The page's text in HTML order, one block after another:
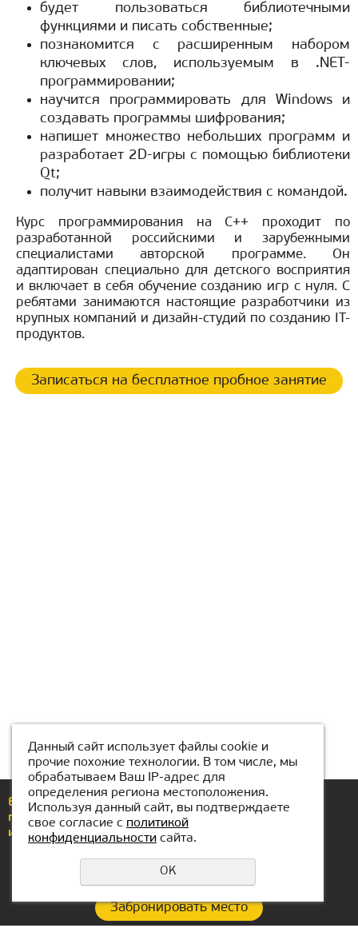
будет пользоваться библиотечными
функциями и писать собственные;
познакомится с расширенным набором
ключевых слов, используемым в .NET-
программировании;
научится программировать для Windows и
создавать программы шифрования;
напишет множество небольших программ и
разработает 2D-игры с помощью библиотеки
Qt;
получит навыки взаимодействия с командой.
Курс программирования на С++ проходит по
разработанной российскими и зарубежными
специалистами авторской программе. Он
адаптирован специально для детского восприятия
и включает в себя обучение созданию игр с нуля. С
ребятами занимаются настоящие разработчики из
крупных компаний и дизайн-студий по созданию IT-
продуктов.
Записаться на бесплатное пробное занятие
Еcли у вас возникли вопросы или предложения,
позвоните по номеру 8 (776) 704-88-88
или напишите намastana@kiber-one.com
Забронировать место
Данный сайт использует файлы cookie и
прочие похожие технологии. В том числе, мы
обрабатываем Ваш IP-адрес для
определения региона местоположения.
Используя данный сайт, вы подтверждаете
свое согласие с политикой
конфиденциальности сайта.
OK